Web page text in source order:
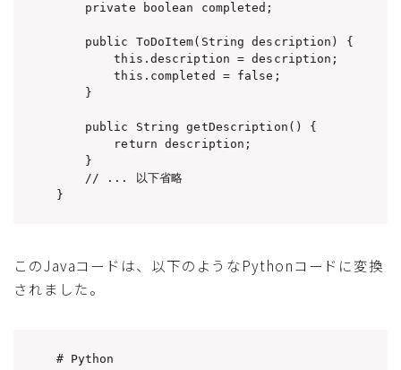
    private boolean completed;
    public ToDoItem(String description) {
        this.description = description;
        this.completed = false;
    }
    public String getDescription() {
        return description;
    }
    // ... 以下省略
}
このJavaコードは、以下のようなPythonコードに変換
されました。
# Python